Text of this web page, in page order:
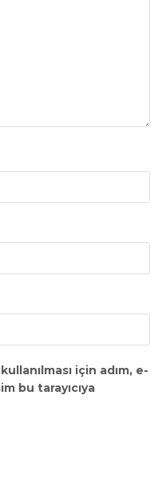
için adım, e-
bu tarayıcıya